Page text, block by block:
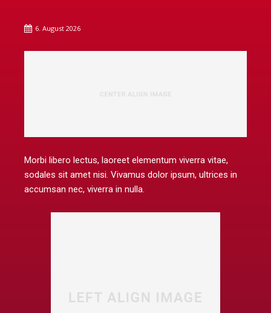
6. August 2026
Morbi libero lectus, laoreet elementum viverra vitae,
sodales sit amet nisi. Vivamus dolor ipsum, ultrices in
accumsan nec, viverra in nulla.